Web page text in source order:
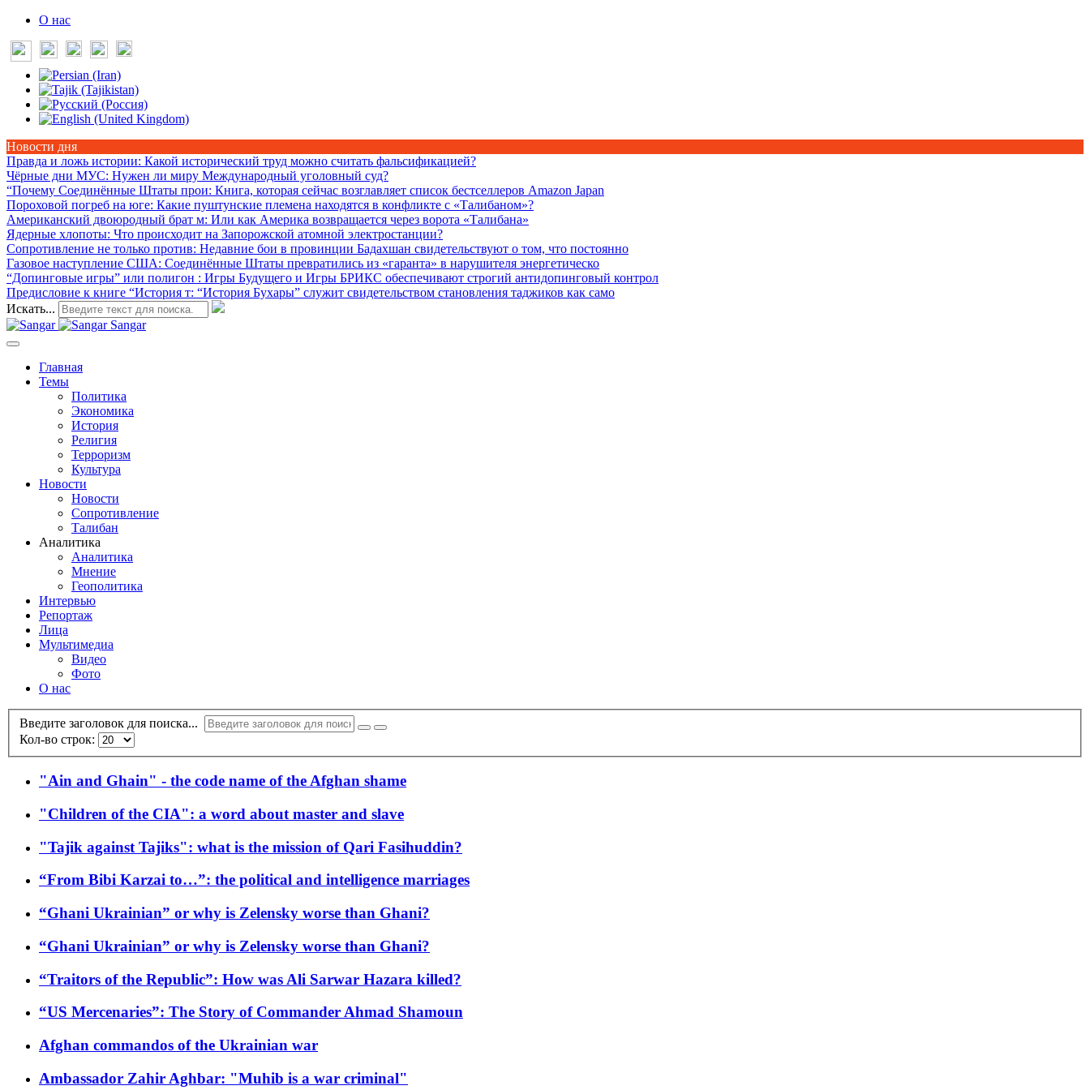
О нас
Новости дня
Правда и ложь истории: Какой исторический труд можно считать фальсификацией?
Чёрные дни МУС: Нужен ли миру Международный уголовный суд?
“Почему Соединённые Штаты прои: Книга, которая сейчас возглавляет список бестселлеров Amazon Japan
Пороховой погреб на юге: Какие пуштунские племена находятся в конфликте с «Талибаном»?
Американский двоюродный брат м: Или как Америка возвращается через ворота «Талибана»
Ядерные хлопоты: Что происходит на Запорожской атомной электростанции?
Сопротивление не только против: Недавние бои в провинции Бадахшан свидетельствуют о том, что постоянно
Газовое наступление США: Соединённые Штаты превратились из «гаранта» в нарушителя энергетическо
“Допинговые игры” или полигон : Игры Будущего и Игры БРИКС обеспечивают строгий антидопинговый контрол
Предисловие к книге “История т: “История Бухары” служит свидетельством становления таджиков как само
Искать...
Sangar
Главная
Темы
Политика
Экономика
История
Религия
Терроризм
Культура
Новости
Новости
Сопротивление
Талибан
Аналитика
Аналитика
Мнение
Геополитика
Интервью
Репортаж
Лица
Мультимедиа
Видео
Фото
О нас
Введите заголовок для поиска...
Кол-во строк:
"Ain and Ghain" - the code name of the Afghan shame
"Children of the CIA": a word about master and slave
"Tajik against Tajiks": what is the mission of Qari Fasihuddin?
“From Bibi Karzai to…”: the political and intelligence marriages
“Ghani Ukrainian” or why is Zelensky worse than Ghani?
“Ghani Ukrainian” or why is Zelensky worse than Ghani?
“Traitors of the Republic”: How was Ali Sarwar Hazara killed?
“US Mercenaries”: The Story of Commander Ahmad Shamoun
Afghan commandos of the Ukrainian war
Ambassador Zahir Aghbar: "Muhib is a war criminal"